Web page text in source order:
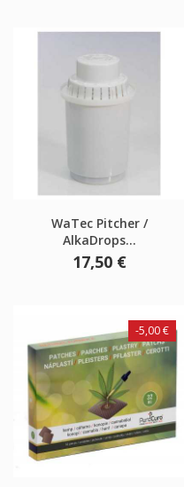
WaTec Pitcher /
AlkaDrops...
Preis
17,50 €
-5,00 €